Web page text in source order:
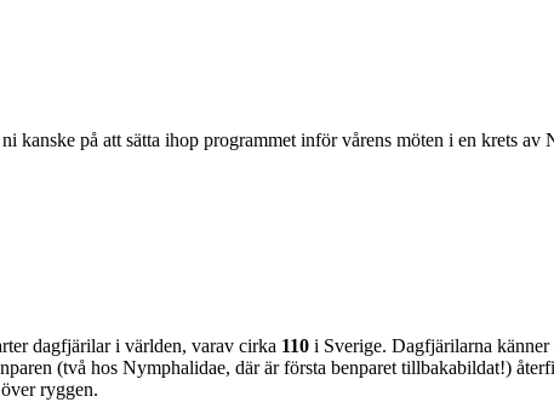
på att sätta ihop programmet inför vårens möten i en krets av
dagfjärilar i världen, varav cirka 110 i Sverige. Dagfjärilarna
(två hos Nymphalidae, där är första benparet tillbakabildat!)
ryggen.